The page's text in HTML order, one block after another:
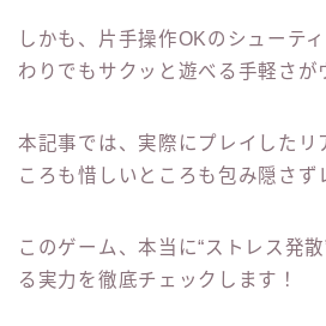
しかも、片手操作OKのシューテ
わりでもサクッと遊べる手軽さが
本記事では、実際にプレイしたリ
ころも惜しいところも包み隠さず
このゲーム、本当に“ストレス発
る実力を徹底チェックします！